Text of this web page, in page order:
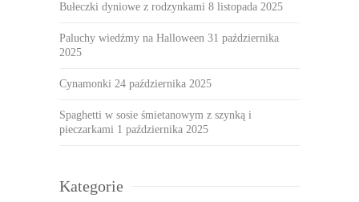
Bułeczki dyniowe z rodzynkami 8 listopada 2025
Paluchy wiedźmy na Halloween 31 października
2025
Cynamonki 24 października 2025
Spaghetti w sosie śmietanowym z szynką i
pieczarkami 1 października 2025
Kategorie